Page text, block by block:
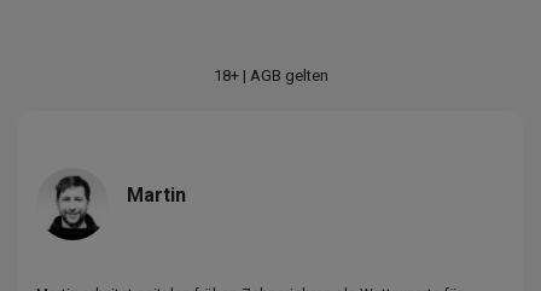
18+ | AGB gelten
Martin